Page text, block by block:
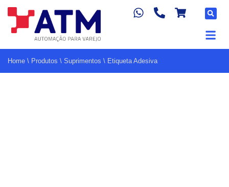
Home \ Produtos \ Suprimentos \ Etiqueta Adesiva